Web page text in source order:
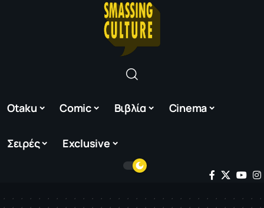
Otaku Comic Βιβλία Cinema
Σειρές Exclusive